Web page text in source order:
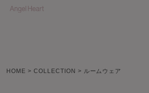
HOME COLLECTION ルームウェア